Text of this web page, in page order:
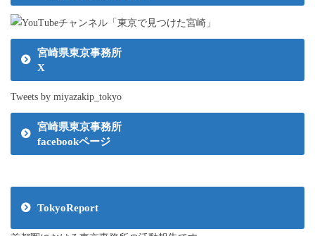
宮崎県東京事務所
X
Tweets by miyazakip_tokyo
宮崎県東京事務所
facebookページ
TokyoReport